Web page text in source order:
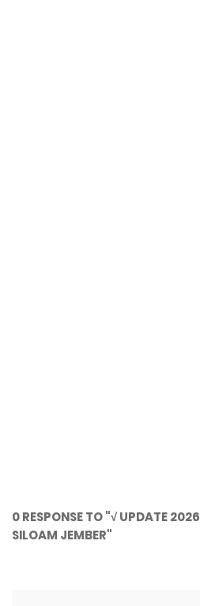
0 RESPONSE TO "√ UPDATE
SILOAM JEMBER"